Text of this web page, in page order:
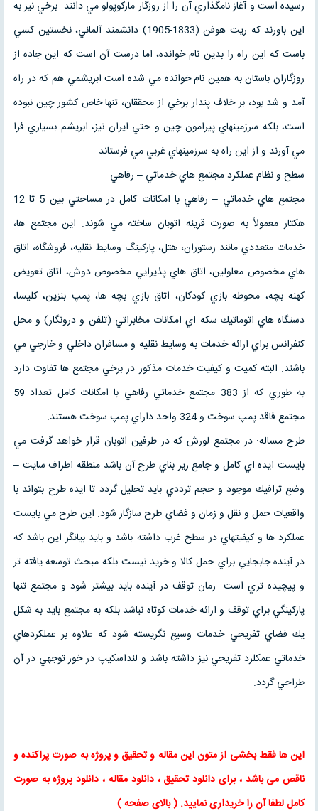
رسيده است و آغاز نامگذاري آن را از روزگار ماركوپولو مي دانند. برخي نيز به
اين باورند كه ريت هوفن (1833-1905) دانشمند آلماني، نخستين كسي
باست كه اين راه را بدين نام خوانده، اما درست آن است كه اين جاده از
روزگاران باستان به همين نام خوانده مي شده است ابريشمي هم كه در راه
آمد و شد بود، بر خلاف پندار برخي از محققان، تنها خاص كشور چين نبوده
است، بلكه سرزمينهاي پيرامون چين و حتي ايران نيز، ابريشم بسياري فرا
مي آورند و از اين راه به سرزمينهاي غربي مي فرستاند.
سطح و نظام عملكرد مجتمع هاي خدماتي – رفاهي
مجتمع هاي خدماتي – رفاهي با امكانات كامل در مساحتي بين 5 تا 12
هكتار معمولاً به صورت قرينه اتوبان ساخته مي شوند. اين مجتمع ها،
خدمات متعددي مانند رستوران، هتل، پاركينگ وسايط نقليه، فروشگاه، اتاق
هاي مخصوص معلولين، اتاق هاي پذيرايي مخصوص دوش، اتاق تعويض
كهنه بچه، محوطه بازي كودكان، اتاق بازي بچه ها، پمپ بنزين، كليسا،
دستگاه هاي اتوماتيك سكه اي امكانات مخابراتي (تلفن و درونگار) و محل
كنفرانس براي ارائه خدمات به وسايط نقليه و مسافران داخلي و خارجي مي
باشند. البته كميت و كيفيت خدمات مذكور در برخي مجتمع ها تفاوت دارد
به طوري كه از 383 مجتمع خدماتي رفاهي با امكانات كامل تعداد 59
مجتمع فاقد پمپ سوخت و 324 واحد داراي پمپ سوخت هستند.
طرح مساله: در مجتمع لورش كه در طرفين اتوبان قرار خواهد گرفت مي
بايست ايده اي كامل و جامع زير بناي طرح آن باشد منطقه اطراف سايت –
وضع ترافيك موجود و حجم ترددي بايد تحليل گردد تا ايده طرح بتواند با
واقعيات حمل و نقل و زمان و فضاي طرح سازگار شود. اين طرح مي بايست
عملكرد ها و كيفيتهاي در سطح غرب داشته باشد و بايد بيانگر اين باشد كه
در آينده جابجايي براي حمل كالا و خريد نيست بلكه مبحث توسعه يافته تر
و پيچيده تري است. زمان توقف در آينده بايد بيشتر شود و مجتمع تنها
پاركينگي براي توقف و ارائه خدمات كوتاه نباشد بلكه به مجتمع بايد به شكل
يك فضاي تفريحي خدمات وسيع نگريسته شود كه علاوه بر عملكردهاي
خدماتي عمكلرد تفريحي نيز داشته باشد و لنداسكيپ در خور توجهي در آن
طراحي گردد.
این ها فقط بخشی از متون اینمقاله وتحقیق و پروژه به صورت پراکنده و
ناقص می باشد ، برای دانلود تحقیق ، دانلود مقاله ، دانلود پروژه به صورت
کامل لطفا آن را خریداری نمایید. ( بالای صفحه )